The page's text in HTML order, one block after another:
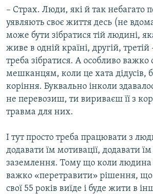
– Страх. Люди, які й так небагато
уявляють своє життя десь (не
може бути зібратися тій людині,
живе в одній країні, другій, третій
треба зібратися. А особливо важко
мешканцям, коли це хата дідусів,
коріння. Буквально інколи
не перевозиш, ти вириваєш її з
травма для них.
І тут просто треба працювати з
додавати їм мотивації, додавати
заземлення. Тому що коли людина
важко «перетравити» рішення,
свої 55 років виїде і буде жити в